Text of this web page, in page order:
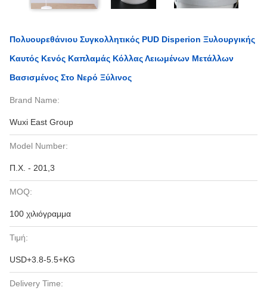
Πολυουρεθάνιου Συγκολλητικός PUD Disperion Ξυλουργικής
Καυτός Κενός Καπλαμάς Κόλλας Λειωμένων Μετάλλων
Βασισμένος Στο Νερό Ξύλινος
Brand Name:
Wuxi East Group
Model Number:
Π.Χ. - 201,3
MOQ:
100 χιλιόγραμμα
Τιμή:
USD+3.8-5.5+KG
Delivery Time: